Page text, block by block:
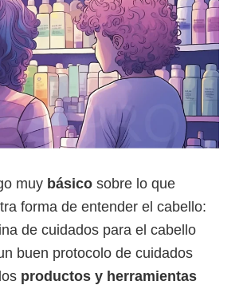
muy básico sobre lo que
forma de entender el cabello:
de cuidados para el cabello
buen protocolo de cuidados
productos y herramientas